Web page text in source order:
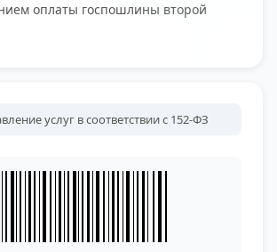
оплаты госпошлины второй
услуг в соответствии с 152-ФЗ